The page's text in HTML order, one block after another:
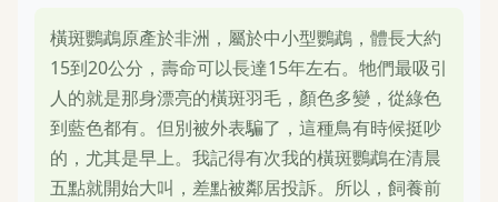
橫斑鸚鵡原產於非洲，屬於中小型鸚鵡，體長大約
15到20公分，壽命可以長達15年左右。牠們最吸引
人的就是那身漂亮的橫斑羽毛，顏色多變，從綠色
到藍色都有。但別被外表騙了，這種鳥有時候挺吵
的，尤其是早上。我記得有次我的橫斑鸚鵡在清晨
五點就開始大叫，差點被鄰居投訴。所以，飼養前